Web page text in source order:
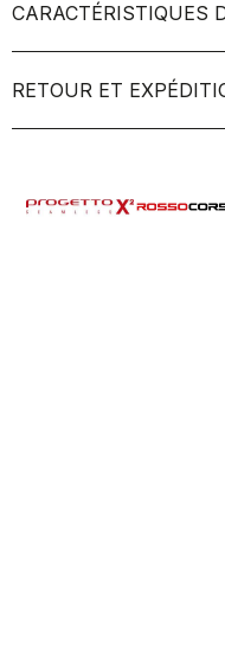
CARACTÉRISTIQUES
RETOUR ET